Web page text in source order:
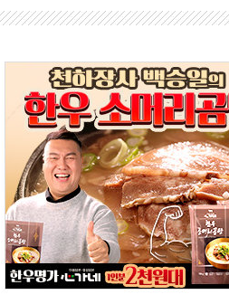
계·탄약 부족 현실화
화원 수거차에 치여 사망
대 남성 2명 숨져
없게"…'결혼 페널티' 22개 과제 손본다
전복…1명 사망·1명 실종
석..."국제적 시민 연대로 목소리 내야"
60대 나흘만에 숨진 채 발견
대 아들 체포
정청래…제주 연설서 신경전 고조
"적극 환영"·野 "졸속 국정"